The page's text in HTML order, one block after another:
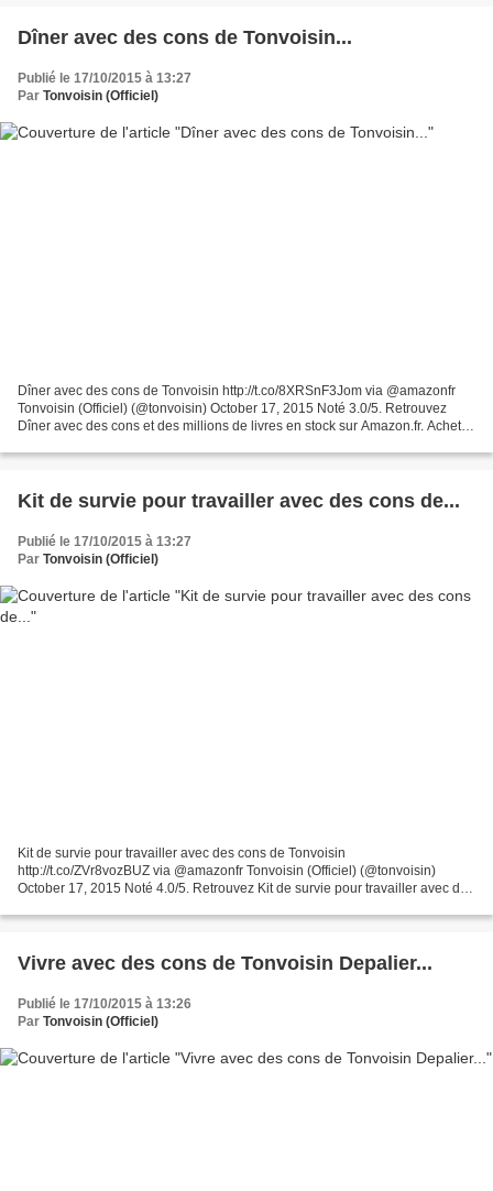
Dîner avec des cons de Tonvoisin...
Publié le 17/10/2015 à 13:27
Par Tonvoisin (Officiel)
Dîner avec des cons de Tonvoisin http://t.co/8XRSnF3Jom via @amazonfr
Tonvoisin (Officiel) (@tonvoisin) October 17, 2015 Noté 3.0/5. Retrouvez
Dîner avec des cons et des millions de livres en stock sur Amazon.fr. Achetez
Kit de survie pour travailler avec des cons de...
Publié le 17/10/2015 à 13:27
Par Tonvoisin (Officiel)
Kit de survie pour travailler avec des cons de Tonvoisin
http://t.co/ZVr8vozBUZ via @amazonfr Tonvoisin (Officiel) (@tonvoisin)
October 17, 2015 Noté 4.0/5. Retrouvez Kit de survie pour travailler avec des
Vivre avec des cons de Tonvoisin Depalier...
Publié le 17/10/2015 à 13:26
Par Tonvoisin (Officiel)